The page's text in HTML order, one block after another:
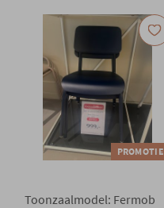
PROMOTIE
Toonzaalmodel: Fermob